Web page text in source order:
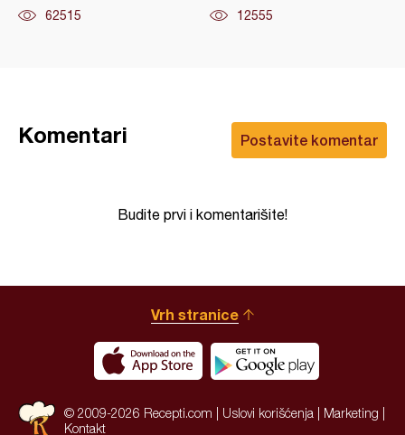
62515 12555
Postavite komentar
Komentari
Budite prvi i komentarišite!
Vrh stranice
© 2009-2026 Recepti.com | Uslovi korišćenja Marketing
Kontakt